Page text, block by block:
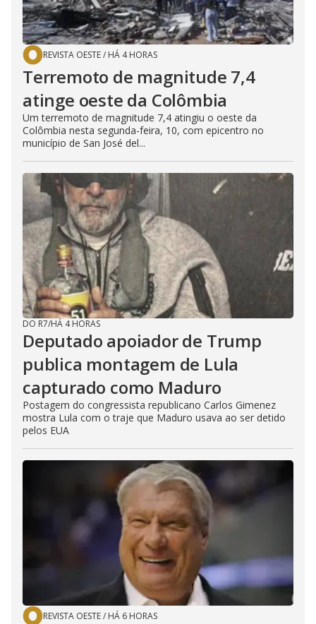
REVISTA OESTE/ HÁ 4 HORAS
Terremoto de magnitude 7,4
atinge oeste da Colômbia
Um terremoto de magnitude 7,4 atingiu o oeste da
Colômbia nesta segunda-feira, 10, com epicentro no
município de San José del...
DO R7/HÁ 4 HORAS
Deputado apoiador de Trump
publica montagem de Lula
capturado como Maduro
Postagem do congressista republicano Carlos Gimenez
mostra Lula com o traje que Maduro usava ao ser detido
pelos EUA
REVISTA OESTE/ HÁ 6 HORAS